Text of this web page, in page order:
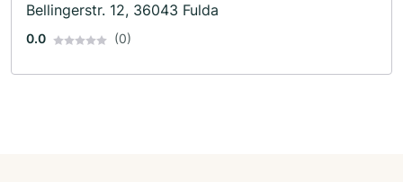
Bellingerstr. 12, 36043 Fulda
0.0 (0)